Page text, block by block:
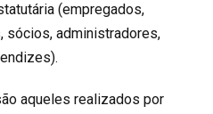
(empregados,
sócios, administradores,
aqueles realizados por